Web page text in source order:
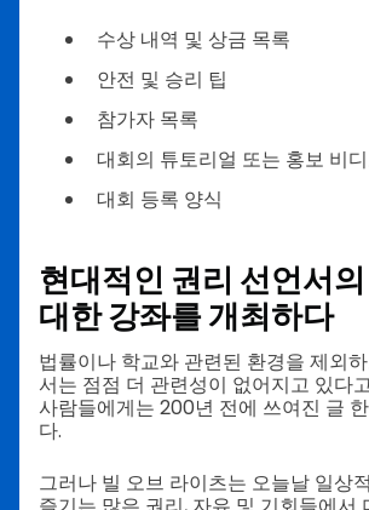
수상 내역 및 상금 목록
안전 및 승리 팁
참가자 목록
대회의 튜토리얼 또는 홍보 비
대회 등록 양식
현대적인 권리 선언서
대한 강좌를 개최하다
법률이나 학교와 관련된 환경을 제외
서는 점점 더 관련성이 없어지고 있다
사람들에게는 200년 전에 쓰여진 글
다.
그러나 빌 오브 라이츠는 오늘날 일상